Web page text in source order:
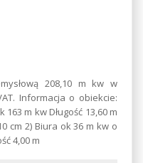
208,10 m kw w
Informacja o obiekcie:
m kw Długość 13,60 m
cm 2) Biura ok 36 m kw o
4,00 m